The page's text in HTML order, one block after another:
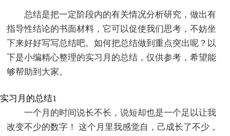
总结是把一定阶段内的有关情况分析研究，做出有
指导性结论的书面材料，它可以促使我们思考，不妨坐
下来好好写写总结吧。如何把总结做到重点突出呢？以
下是小编精心整理的实习月的总结，仅供参考，希望能
够帮助到大家。
实习月的总结1
一个月的时间说长不长，说短却也是一个足以让我
改变不少的数字！ 这个月里我感觉自，己成长了不少，